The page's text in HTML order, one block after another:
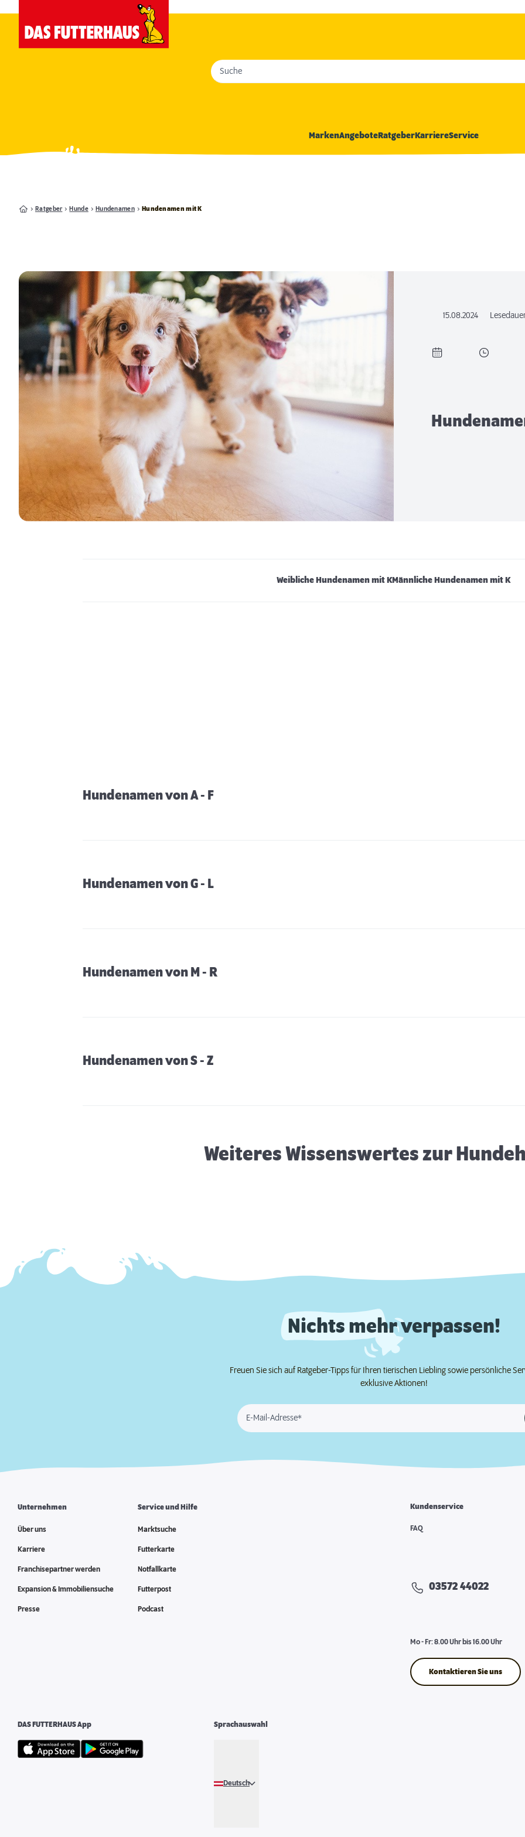
Suche
MarkenAngeboteRatgeberKarriereService
Ratgeber Hunde Hundenamen Hundenamen mit K
15.08.2024
Weibliche Hundenamen mit KMännliche Hundenamen mit K
Hundenamen von A - F
Hundenamen von G - L
Hundenamen von M - R
Hundenamen von S - Z
Weiteres Wissenswertes zur
Nichts mehr verpassen!
Freuen Sie sich auf Ratgeber-Tipps für Ihren tierischen Liebling sowie persönliche
exklusive Aktionen!
E-Mail-Adresse*
Unternehmen
Über uns
Karriere
Franchisepartner werden
Expansion & Immobiliensuche
Presse
Service und Hilfe
Marktsuche
Futterkarte
Notfallkarte
Futterpost
Podcast
Kundenservice
FAQ
03572 44022
Mo - Fr: 8.00 Uhr bis 16.00 Uhr
Kontaktieren Sie uns
DAS FUTTERHAUS App Sprachauswahl
Deutsch